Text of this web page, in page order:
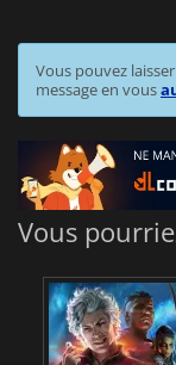
Vous pouvez
message en vous
Vous